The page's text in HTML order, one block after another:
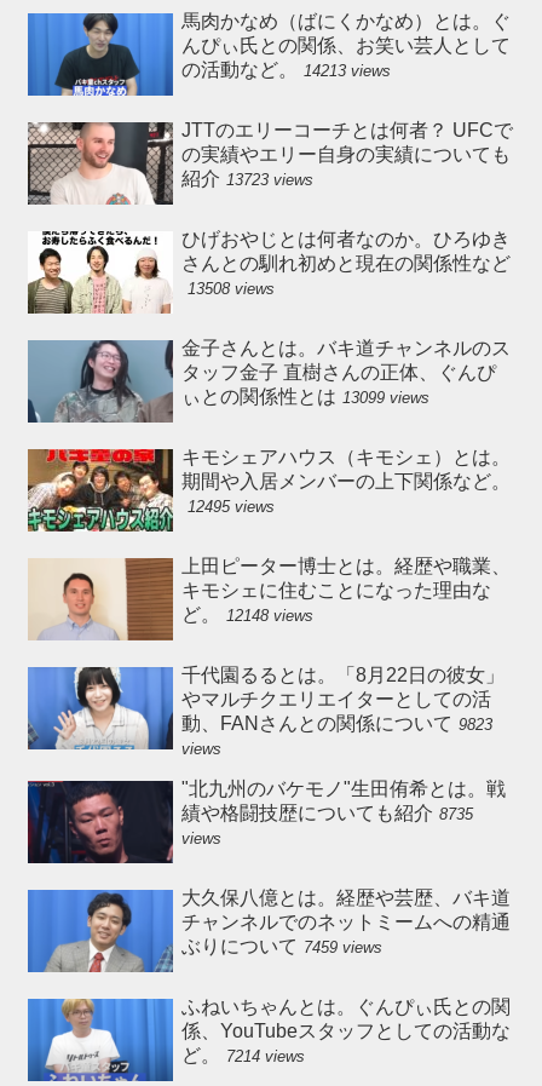
馬肉かなめ（ばにくかなめ）とは。ぐ
んぴぃ氏との関係、お笑い芸人として
の活動など。
14213 views
JTTのエリーコーチとは何者？ UFCで
の実績やエリー自身の実績についても
紹介 13723 views
ひげおやじとは何者なのか。ひろゆき
さんとの馴れ初めと現在の関係性など
13508 views
金子さんとは。バキ道チャンネルのス
タッフ金子 直樹さんの正体、ぐんぴ
ぃとの関係性とは 13099 views
キモシェアハウス（キモシェ）とは。
期間や入居メンバーの上下関係など。
12495 views
上田ピーター博士とは。経歴や職業、
キモシェに住むことになった理由な
ど。
12148 views
千代園るるとは。「8月22日の彼女」
やマルチクエリエイターとしての活
動、FANさんとの関係について 9823
views
"北九州のバケモノ"生田侑希とは。戦
績や格闘技歴についても紹介 8735
views
大久保八億とは。経歴や芸歴、バキ道
チャンネルでのネットミームへの精通
ぶりについて 7459 views
ふねいちゃんとは。ぐんぴぃ氏との関
係、YouTubeスタッフとしての活動な
ど。
7214 views